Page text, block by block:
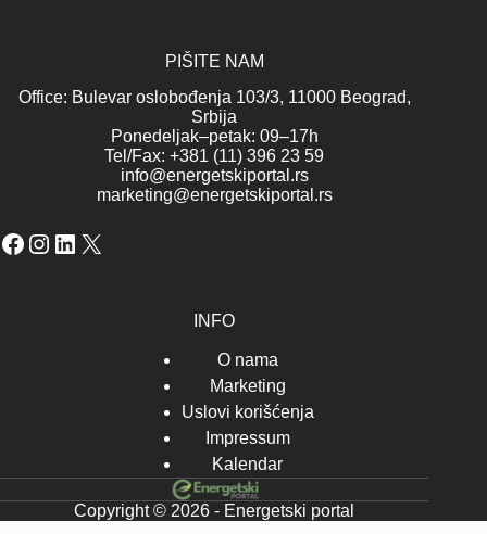
PIŠITE NAM
Office: Bulevar oslobođenja 103/3, 11000 Beograd,
Srbija
Ponedeljak–petak: 09–17h
Tel/Fax: +381 (11) 396 23 59
info@energetskiportal.rs
marketing@energetskiportal.rs
Facebook
Instagram
LinkedIn
X
INFO
O nama
Marketing
Uslovi korišćenja
Impressum
Kalendar
Copyright © 2026 - Energetski portal